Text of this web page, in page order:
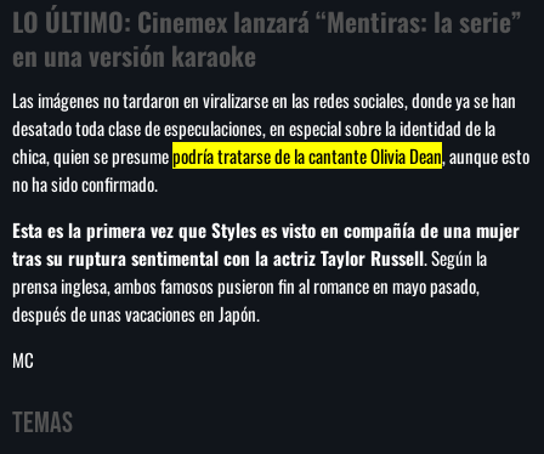
LO ÚLTIMO: Cinemex lanzará “Mentiras: la serie”
en una versión karaoke
Las imágenes no tardaron en viralizarse en las redes sociales, donde ya se han
desatado toda clase de especulaciones, en especial sobre la identidad de la
chica, quien se presumepodría tratarse de la cantante Olivia Dean, aunque esto
no ha sido confirmado.
Esta es la primera vez que Styles es visto en compañía de una mujer
tras su ruptura sentimental con la actriz Taylor Russell. Según la
prensa inglesa, ambos famosos pusieron fin al romance en mayo pasado,
después de unas vacaciones en Japón.
MC
Temas